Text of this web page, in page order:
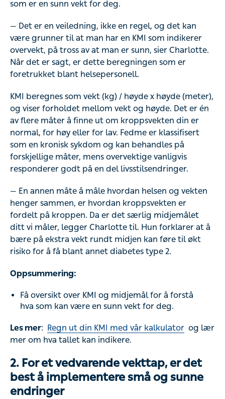
som er en sunn vekt for deg.
— Det er en veiledning, ikke en regel, og det kan
være grunner til at man har en KMI som indikerer
overvekt, på tross av at man er sunn, sier Charlotte.
Når det er sagt, er dette beregningen som er
foretrukket blant helsepersonell.
KMI beregnes som vekt (kg) / høyde x høyde (meter),
og viser forholdet mellom vekt og høyde. Det er én
av flere måter å finne ut om kroppsvekten din er
normal, for høy eller for lav. Fedme er klassifisert
som en kronisk sykdom og kan behandles på
forskjellige måter, mens overvektige vanligvis
responderer godt på en del livsstilsendringer.
— En annen måte å måle hvordan helsen og vekten
henger sammen, er hvordan kroppsvekten er
fordelt på kroppen. Da er det særlig midjemålet
ditt vi måler, legger Charlotte til. Hun forklarer at å
bære på ekstra vekt rundt midjen kan føre til økt
risiko for å få blant annet diabetes type 2.
Oppsummering:
Få oversikt over KMI og midjemål for å forstå
hva som kan være en sunn vekt for deg.
Les mer: Regn ut din KMI med vår kalkulator og lær
mer om hva tallet kan indikere.
2. For et vedvarende vekttap, er det
best å implementere små og sunne
endringer